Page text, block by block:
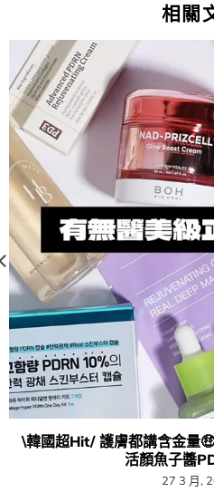
相關
\韓國超Hit/ 護膚都講含金量
活顏魚子醬
27 3 月,